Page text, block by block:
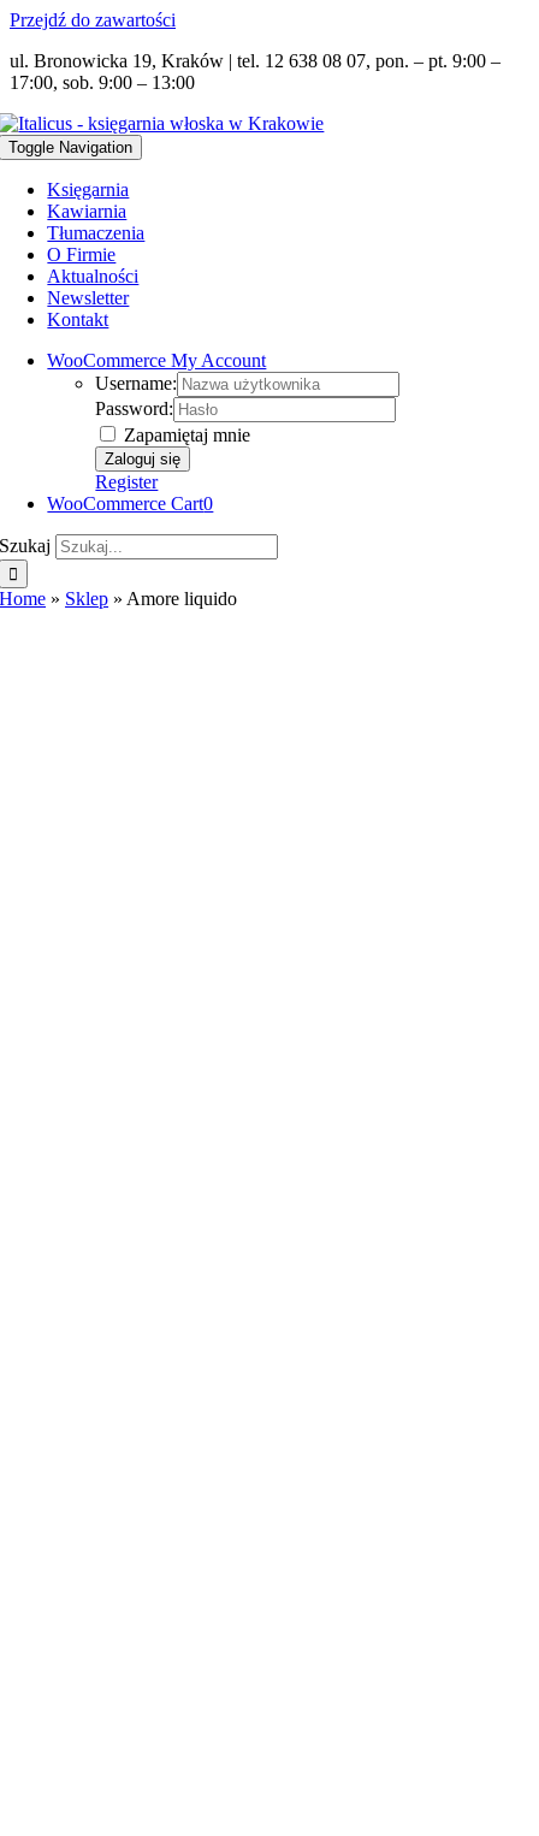
Przejdź do zawartości
ul. Bronowicka 19, Kraków | tel. 12 638 08 07, pon. – pt. 9:00 –
17:00, sob. 9:00 – 13:00
Toggle Navigation
Księgarnia
Kawiarnia
Tłumaczenia
O Firmie
Aktualności
Newsletter
Kontakt
WooCommerce My Account
Username:
Password:
Zapamiętaj mnie
Register
WooCommerce Cart0
Szukaj
Home » Sklep » Amore liquido